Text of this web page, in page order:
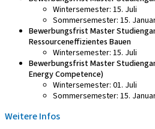
Wintersemester: 15. Juli
Sommersemester: 15.
Bewerbungsfrist Master
Ressourceneffizientes Bauen
Wintersemester: 15. Juli
Bewerbungsfrist Master
Energy Competence)
Wintersemester: 01. Juli
Sommersemester: 15.
Weitere Infos